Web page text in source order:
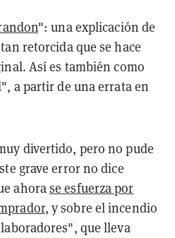
": una explicación de
retorcida que se hace
Así es también como
a partir de una errata en
divertido, pero no pude
grave error no dice
ahorase esfuerza por
, y sobre el incendio
que lleva